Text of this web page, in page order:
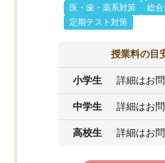
医・歯・薬系対策
総
定期テスト対策
授業料の目
小学生 詳細はお
中学生 詳細はお
高校生 詳細はお